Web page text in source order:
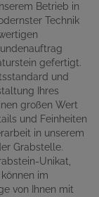
Betrieb in
Technik
gefertigt.
und
Ihres
großen Wert
und Feinheiten
in unserem
Grabstelle.
Unikat,
im
von Ihnen mit